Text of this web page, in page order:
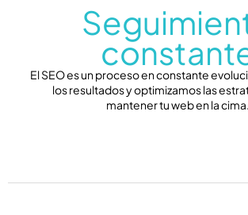
El SEO es un proceso en constante
los resultados y optimizamos las
mantener tu web en la cima.